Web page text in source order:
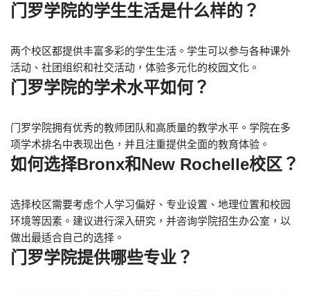
门罗学院的学生生活是什么样的？
两个校区都提供丰富多彩的学生生活。学生可以参与各种课外
活动、社团组织和社交活动，体验多元化的校园文化。
门罗学院的学术水平如何？
门罗学院拥有优秀的教师团队和高质量的教学水平。学院在多
项学术排名中表现出色，并且注重提供全面的教育体验。
如何选择Bronx和New Rochelle校区？
选择校区需要考虑个人学习偏好、专业设置、地理位置和校园
环境等因素。建议进行深入研究，并咨询学院招生办公室，以
做出最适合自己的选择。
门罗学院提供哪些专业？